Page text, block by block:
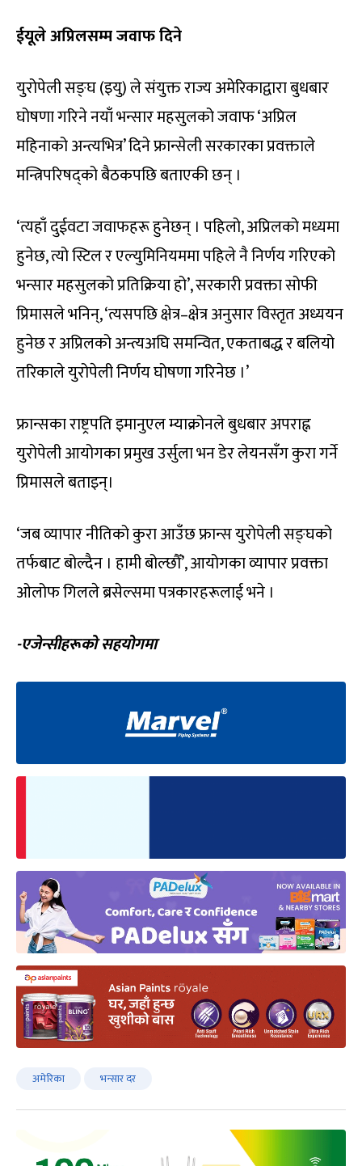
ईयूले अप्रिलसम्म जवाफ दिने
युरोपेली सङ्घ (इयु) ले संयुक्त राज्य अमेरिकाद्वारा बुधबार
घोषणा गरिने नयाँ भन्सार महसुलको जवाफ ‘अप्रिल
महिनाको अन्त्यभित्र’ दिने फ्रान्सेली सरकारका प्रवक्ताले
मन्त्रिपरिषद्को बैठकपछि बताएकी छन् ।
‘त्यहाँ दुईवटा जवाफहरू हुनेछन् । पहिलो, अप्रिलको मध्यमा
हुनेछ, त्यो स्टिल र एल्युमिनियममा पहिले नै निर्णय गरिएको
भन्सार महसुलको प्रतिक्रिया हो’, सरकारी प्रवक्ता सोफी
प्रिमासले भनिन्, ‘त्यसपछि क्षेत्र–क्षेत्र अनुसार विस्तृत अध्ययन
हुनेछ र अप्रिलको अन्त्यअघि समन्वित, एकताबद्ध र बलियो
तरिकाले युरोपेली निर्णय घोषणा गरिनेछ ।’
फ्रान्सका राष्ट्रपति इमानुएल म्याक्रोनले बुधबार अपराह्न
युरोपेली आयोगका प्रमुख उर्सुला भन डेर लेयनसँग कुरा गर्ने
प्रिमासले बताइन्।
‘जब व्यापार नीतिको कुरा आउँछ फ्रान्स युरोपेली सङ्घको
तर्फबाट बोल्दैन । हामी बोल्छौँ’, आयोगका व्यापार प्रवक्ता
ओलोफ गिलले ब्रसेल्समा पत्रकारहरूलाई भने ।
-एजेन्सीहरूको सहयोगमा
अमेरिका भन्सार दर